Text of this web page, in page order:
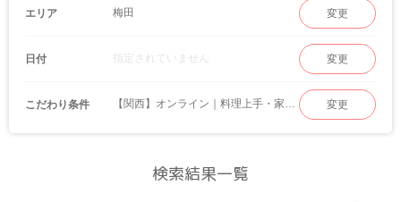
エリア 梅田 変更
日付 指定されていません 変更
こだわり条件 【関西】オンライン｜料理上手・家庭的な女性 変更
検索結果一覧